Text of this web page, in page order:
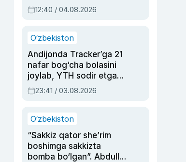
intellektni boshqara
olmay qolishidan xavotir
12:40 / 04.08.2026
O‘zbekiston
Andijonda Tracker’ga 21
nafar bog‘cha bolasini
joylab, YTH sodir etgan
ayolga sud hukmi o‘qildi
23:41 / 03.08.2026
O‘zbekiston
“Sakkiz qator she’rim
boshimga sakkizta
bomba bo‘lgan”. Abdulla